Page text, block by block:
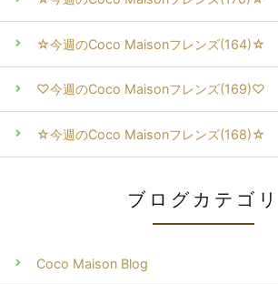
☆今週のCoco Maisonフレンズ(164)☆
♡今週のCoco Maisonフレンズ(169)♡
☆今週のCoco Maisonフレンズ(168)☆
ブログカテゴリ
Coco Maison Blog